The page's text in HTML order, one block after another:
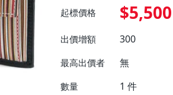
起標價格 $5,500
出價增額 300
最高出價者 無
數量 1 件